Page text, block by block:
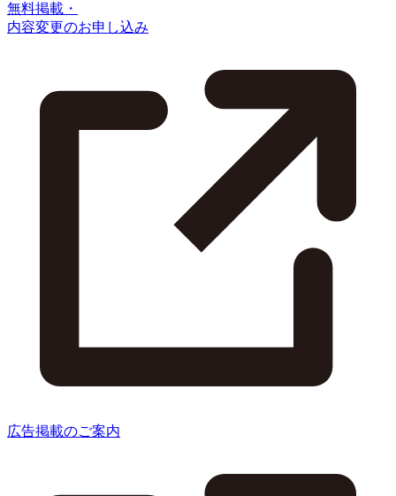
無料掲載・
内容変更のお申し込み
広告掲載のご案内